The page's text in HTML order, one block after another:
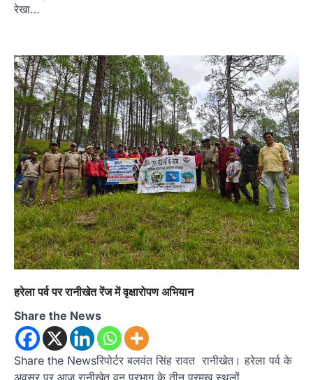
रेखा…
हरेला पर्व पर रानीखेत रेंज में वृक्षारोपण अभियान
Share the News
Share the Newsरिपोर्टर बलवंत सिंह रावत रानीखेत। हरेला पर्व के
अवसर पर आज रानीखेत वन प्रभाग के तीन प्रमुख स्थलों…
4
अल्मोड़ा उत्तराखण्ड ख़बरें धार्मिक
मानिला देवी मंदिर में श्रीमद्भागवत कथा के चतुर्थ
दिवस धूमधाम से मनाया गया श्रीकृष्ण जन्मोत्सव,
राज्य मंत्री कैलाश पंत ने किया कथा श्रवण
Admin August 6, 2026
रानीखेत। मानिला देवी मंदिर, कमराड़/विनायक क्षेत्र में
आयोजित श्रीमद्भागवत कथा के चतुर्थ दिवस गुरुवार को…
अल्मोड़ा उत्तराखण्ड ख़बरें
इंटर-एपीएस सेंट्रल कमांड चेस क्लस्टर-2 में
याग्यिका कुंद्रा ने लहराया परचम, अंडर-14 वर्ग
में हासिल किया प्रथम स्थान
Admin August 8, 2026
छात्रा याग्यिका कुंद्रा ने अपनी शानदार शतरंज प्रतिभा…
उत्तराखण्ड
हल्द्वानी में खड़गे का हुंकार, नौकरियों से लेकर
संविधान और भ्रष्टाचार तक भाजपा को घेरा
Admin August 8, 2026